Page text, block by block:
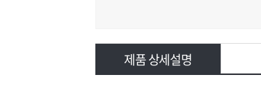
제품 상세설명